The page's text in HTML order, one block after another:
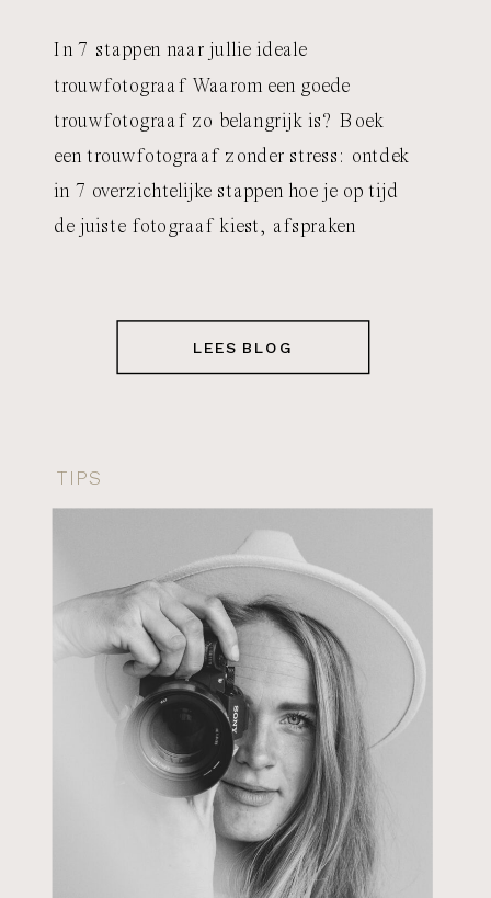
In 7 stappen naar jullie ideale
trouwfotograaf Waarom een goede
trouwfotograaf zo belangrijk is? Boek
een trouwfotograaf zonder stress: ontdek
in 7 overzichtelijke stappen hoe je op tijd
de juiste fotograaf kiest, afspraken
snel populaire trouwfotografen volgeboekt
LEES BLOG
TIPS